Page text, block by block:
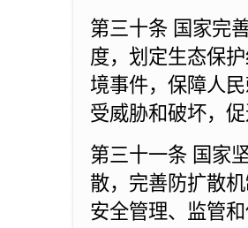
第三十条 国家完
度，划定生态保
境事件，保障人
受威胁和破坏，
第三十一条 国家
散，完善防扩散
安全管理、监管